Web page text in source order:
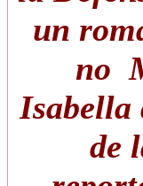
un
no
Isabella
de